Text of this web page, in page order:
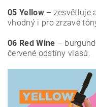
05 Yellow– zesvětluje
vhodný i pro zrzavé
06 Red Wine –
červené odstíny vlasů.